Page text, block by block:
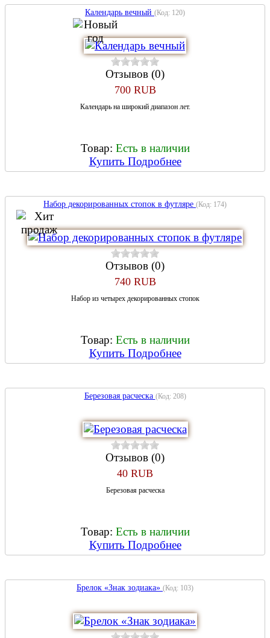
Календарь вечный (Код: 120)
Отзывов (0)
700 RUB
Календарь на широкий диапазон лет.
Товар: Есть в наличии
Купить Подробнее
Набор декорированных стопок в футляре (Код: 174)
Отзывов (0)
740 RUB
Набор из четырех декорированных стопок
Товар: Есть в наличии
Купить Подробнее
Березовая расческа (Код: 208)
Отзывов (0)
40 RUB
Березовая расческа
Товар: Есть в наличии
Купить Подробнее
Брелок «Знак зодиака» (Код: 103)